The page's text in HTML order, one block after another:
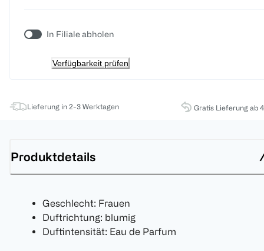
In Filiale abholen
Verfügbarkeit prüfen
Lieferung in 2-3 Werktagen Gratis Lieferung ab
Produktdetails
Geschlecht: Frauen
Duftrichtung: blumig
Duftintensität: Eau de Parfum